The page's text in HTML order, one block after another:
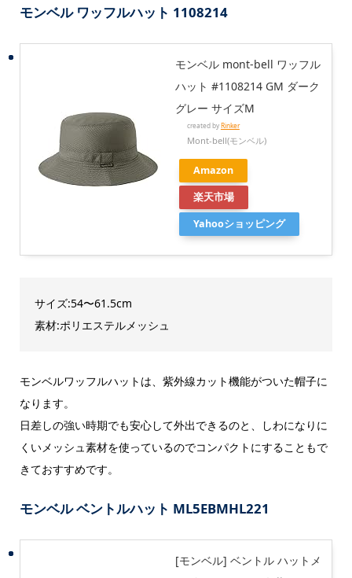
モンベル ワッフルハット 1108214
モンベル mont-bell ワッフル
ハット #1108214 GM ダーク
グレー サイズM
created byRinker
Mont-bell(モンベル)
Amazon
楽天市場
Yahooショッピング
サイズ:54〜61.5cm
素材:ポリエステルメッシュ
モンベルワッフルハットは、紫外線カット機能がついた帽子に
なります。
日差しの強い時期でも安心して外出できるのと、しわになりに
くいメッシュ素材を使っているのでコンパクトにすることもで
きておすすめです。
モンベル ベントルハット ML5EBMHL221
[モンベル] ベントル ハットメ